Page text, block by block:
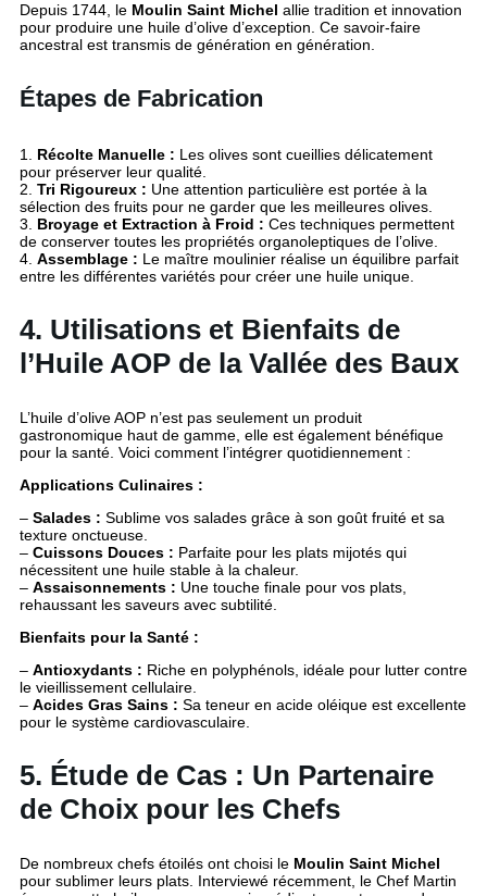
Depuis 1744, le Moulin Saint Michel allie tradition et innovation
pour produire une huile d’olive d’exception. Ce savoir-faire
ancestral est transmis de génération en génération.
Étapes de Fabrication
1. Récolte Manuelle : Les olives sont cueillies délicatement
pour préserver leur qualité.
2. Tri Rigoureux : Une attention particulière est portée à la
sélection des fruits pour ne garder que les meilleures olives.
3. Broyage et Extraction à Froid : Ces techniques permettent
de conserver toutes les propriétés organoleptiques de l’olive.
4. Assemblage : Le maître moulinier réalise un équilibre parfait
entre les différentes variétés pour créer une huile unique.
4. Utilisations et Bienfaits de
l’Huile AOP de la Vallée des Baux
L’huile d’olive AOP n’est pas seulement un produit
gastronomique haut de gamme, elle est également bénéfique
pour la santé. Voici comment l’intégrer quotidiennement :
Applications Culinaires :
– Salades : Sublime vos salades grâce à son goût fruité et sa
texture onctueuse.
– Cuissons Douces : Parfaite pour les plats mijotés qui
nécessitent une huile stable à la chaleur.
– Assaisonnements : Une touche finale pour vos plats,
rehaussant les saveurs avec subtilité.
Bienfaits pour la Santé :
– Antioxydants : Riche en polyphénols, idéale pour lutter contre
le vieillissement cellulaire.
– Acides Gras Sains : Sa teneur en acide oléique est excellente
pour le système cardiovasculaire.
5. Étude de Cas : Un Partenaire
de Choix pour les Chefs
De nombreux chefs étoilés ont choisi le Moulin Saint Michel
pour sublimer leurs plats. Interviewé récemment, le Chef Martin